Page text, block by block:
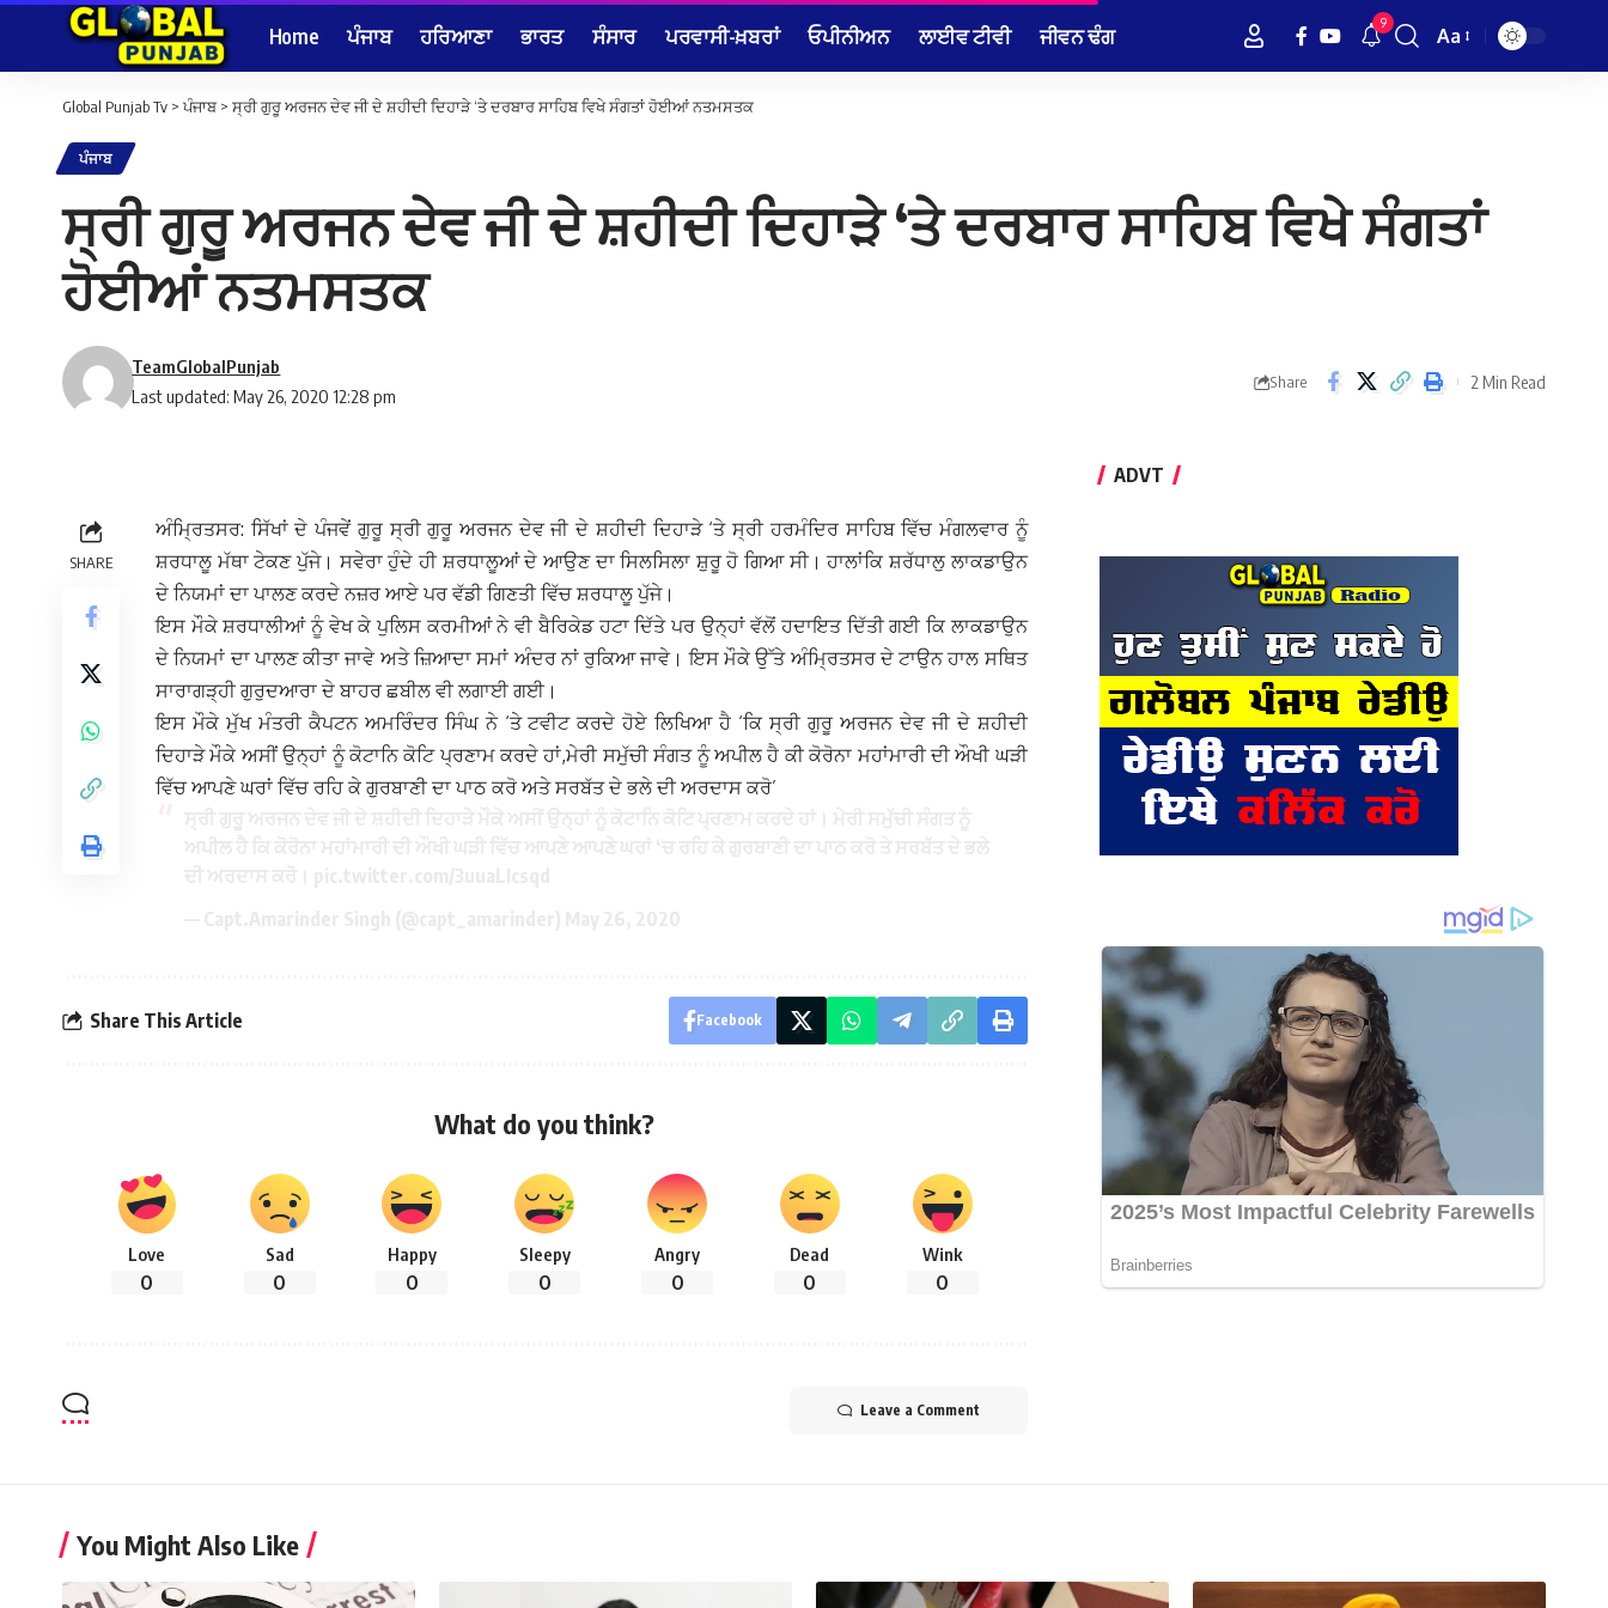
Home ਪੰਜਾਬ ਹਰਿਆਣਾ ਭਾਰਤ ਸੰਸਾਰ ਪਰਵਾਸੀ-ਖ਼ਬਰਾਂ ਓਪੀਨੀਅਨ ਲਾਈਵ ਟੀਵੀ ਜੀਵਨ ਢੰਗ 9
Font
Aa
Global Punjab Tv > ਪੰਜਾਬ> ਸ੍ਰੀ ਗੁਰੂ ਅਰਜਨ ਦੇਵ ਜੀ ਦੇ ਸ਼ਹੀਦੀ ਦਿਹਾੜੇ ‘ਤੇ ਦਰਬਾਰ ਸਾਹਿਬ ਵਿਖੇ ਸੰਗਤਾਂ ਹੋਈਆਂ ਨਤਮਸਤਕ
ਪੰਜਾਬ
ਸ੍ਰੀ ਗੁਰੂ ਅਰਜਨ ਦੇਵ ਜੀ ਦੇ ਸ਼ਹੀਦੀ ਦਿਹਾੜੇ ‘ਤੇ ਦਰਬਾਰ ਸਾਹਿਬ ਵਿਖੇ ਸੰਗਤਾਂ
ਹੋਈਆਂ ਨਤਮਸਤਕ
Last updated: May 26, 2020 12:28 pm
TeamGlobalPunjab
Share 2 Min Read
SHARE
ਅੰਮ੍ਰਿਤਸਰ: ਸਿੱਖਾਂ ਦੇ ਪੰਜਵੇਂ ਗੁਰੂ ਸ੍ਰੀ ਗੁਰੂ ਅਰਜਨ ਦੇਵ ਜੀ ਦੇ ਸ਼ਹੀਦੀ ਦਿਹਾੜੇ ‘ਤੇ ਸ੍ਰੀ ਹਰਮੰਦਿਰ ਸਾਹਿਬ ਵਿੱਚ ਮੰਗਲਵਾਰ ਨੂੰ
ਸ਼ਰਧਾਲੂ ਮੱਥਾ ਟੇਕਣ ਪੁੱਜੇ। ਸਵੇਰਾ ਹੁੰਦੇ ਹੀ ਸ਼ਰਧਾਲੂਆਂ ਦੇ ਆਉਣ ਦਾ ਸਿਲਸਿਲਾ ਸ਼ੁਰੂ ਹੋ ਗਿਆ ਸੀ। ਹਾਲਾਂਕਿ ਸ਼ਰੱਧਾਲੁ ਲਾਕਡਾਉਨ
ਦੇ ਨਿਯਮਾਂ ਦਾ ਪਾਲਣ ਕਰਦੇ ਨਜ਼ਰ ਆਏ ਪਰ ਵੱਡੀ ਗਿਣਤੀ ਵਿੱਚ ਸ਼ਰਧਾਲੂ ਪੁੱਜੇ।
ਇਸ ਮੌਕੇ ਸ਼ਰਧਾਲੀਆਂ ਨੂੰ ਵੇਖ ਕੇ ਪੁਲਿਸ ਕਰਮੀਆਂ ਨੇ ਵੀ ਬੈਰਿਕੇਡ ਹਟਾ ਦਿੱਤੇ ਪਰ ਉਨ੍ਹਾਂ ਵੱਲੋਂ ਹਦਾਇਤ ਦਿੱਤੀ ਗਈ ਕਿ ਲਾਕਡਾਉਨ
ਦੇ ਨਿਯਮਾਂ ਦਾ ਪਾਲਣ ਕੀਤਾ ਜਾਵੇ ਅਤੇ ਜ਼ਿਆਦਾ ਸਮਾਂ ਅੰਦਰ ਨਾਂ ਰੁਕਿਆ ਜਾਵੇ। ਇਸ ਮੌਕੇ ਉੱਤੇ ਅੰਮ੍ਰਿਤਸਰ ਦੇ ਟਾਉਨ ਹਾਲ ਸਥਿਤ
ਸਾਰਾਗੜ੍ਹੀ ਗੁਰੁਦਆਰਾ ਦੇ ਬਾਹਰ ਛਬੀਲ ਵੀ ਲਗਾਈ ਗਈ।
ਇਸ ਮੌਕੇ ਮੁੱਖ ਮੰਤਰੀ ਕੈਪਟਨ ਅਮਰਿੰਦਰ ਸਿੰਘ ਨੇ ‘ਤੇ ਟਵੀਟ ਕਰਦੇ ਹੋਏ ਲਿਖਿਆ ਹੈ ‘ਕਿ ਸ੍ਰੀ ਗੁਰੂ ਅਰਜਨ ਦੇਵ ਜੀ ਦੇ ਸ਼ਹੀਦੀ
ਦਿਹਾੜੇ ਮੌਕੇ ਅਸੀਂ ਉਨ੍ਹਾਂ ਨੂੰ ਕੋਟਾਨਿ ਕੋਟਿ ਪ੍ਰਣਾਮ ਕਰਦੇ ਹਾਂ,ਮੇਰੀ ਸਮੁੱਚੀ ਸੰਗਤ ਨੂੰ ਅਪੀਲ ਹੈ ਕੀ ਕੋਰੋਨਾ ਮਹਾਂਮਾਰੀ ਦੀ ਔਖੀ ਘੜੀ
ਵਿੱਚ ਆਪਣੇ ਘਰਾਂ ਵਿੱਚ ਰਹਿ ਕੇ ਗੁਰਬਾਣੀ ਦਾ ਪਾਠ ਕਰੋ ਅਤੇ ਸਰਬੱਤ ਦੇ ਭਲੇ ਦੀ ਅਰਦਾਸ ਕਰੋ’
Share This Article Facebook
What do you think?
Love
0
Sad
0
Happy
0
Sleepy
0
Angry
0
Dead
0
Wink
0
Leave a Comment
ADVT
You Might Also Like